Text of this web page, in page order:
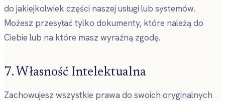
do jakiejkolwiek części naszej usługi lub systemów.
Możesz przesyłać tylko dokumenty, które należą do
Ciebie lub na które masz wyraźną zgodę.
7. Własność Intelektualna
Zachowujesz wszystkie prawa do swoich oryginalnych